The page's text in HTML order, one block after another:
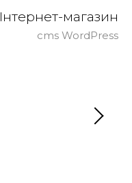
Інтернет-магазин
cms WordPress